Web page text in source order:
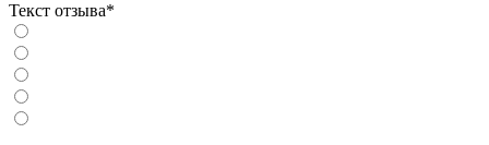
Текст отзыва*